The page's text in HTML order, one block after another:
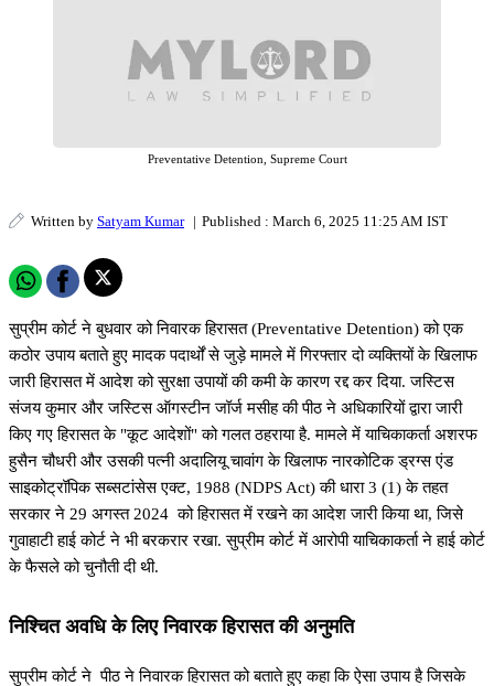
Preventative Detention, Supreme Court
Written by Satyam Kumar | Published : March 6, 2025 11:25 AM IST
सुप्रीम कोर्ट ने बुधवार को निवारक हिरासत (Preventative Detention) को एक
कठोर उपाय बताते हुए मादक पदार्थों से जुड़े मामले में गिरफ्तार दो व्यक्तियों के खिलाफ
जारी हिरासत में आदेश को सुरक्षा उपायों की कमी के कारण रद्द कर दिया. जस्टिस
संजय कुमार और जस्टिस ऑगस्टीन जॉर्ज मसीह की पीठ ने अधिकारियों द्वारा जारी
किए गए हिरासत के "कूट आदेशों" को गलत ठहराया है. मामले में याचिकाकर्ता अशरफ
हुसैन चौधरी और उसकी पत्नी अदालियू चावांग के खिलाफ नारकोटिक ड्रग्स एंड
साइकोट्रॉपिक सब्सटांसेस एक्ट, 1988 (NDPS Act) की धारा 3 (1) के तहत
सरकार ने 29 अगस्त 2024 को हिरासत में रखने का आदेश जारी किया था, जिसे
गुवाहाटी हाई कोर्ट ने भी बरकरार रखा. सुप्रीम कोर्ट में आरोपी याचिकाकर्ता ने हाई कोर्ट
के फैसले को चुनौती दी थी.
निश्चित अवधि के लिए निवारक हिरासत की अनुमति
सुप्रीम कोर्ट ने पीठ ने निवारक हिरासत को बताते हुए कहा कि ऐसा उपाय है जिसके